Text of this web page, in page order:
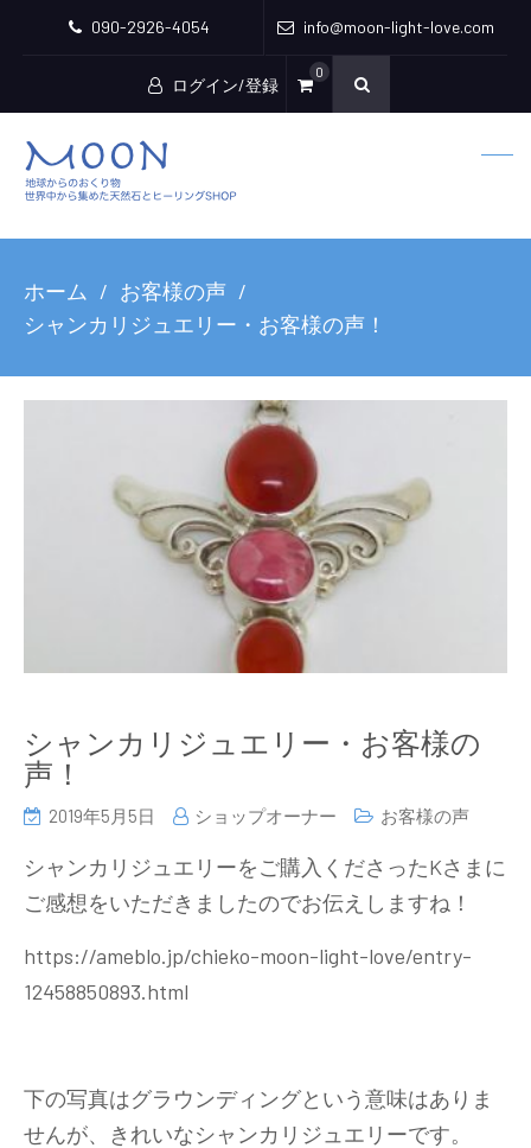
090-2926-4054 info@moon-light-love.com
ログイン/登録
0
ホーム
お客様の声
シャンカリジュエリー・お客様の声！
シャンカリジュエリー・お客様の
声！
2019年5月5日 ショップオーナー お客様の声
シャンカリジュエリーをご購入くださったKさまに
ご感想をいただきましたのでお伝えしますね！
https://ameblo.jp/chieko-moon-light-love/entry-
12458850893.html
下の写真はグラウンディングという意味はありま
せんが、きれいなシャンカリジュエリーです。